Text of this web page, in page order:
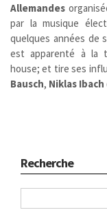
Allemandes
par la musique
quelques années de
est apparenté à la
house; et tire ses
Bausch, Niklas Ibach
Recherche